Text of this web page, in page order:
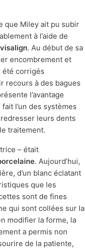
que Miley ait pu subir
à l’aide de
. Au début de sa
encombrement et
été corrigés
recours à des bagues
l’avantage
l’un des systèmes
leurs dents
traitement.
– était
. Aujourd’hui,
d’un blanc éclatant
que les
sont de fines
qui sont collées sur la
modifier la forme, la
a permis non
de la patiente,